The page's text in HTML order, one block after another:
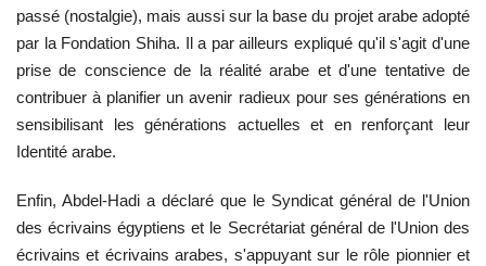
passé (nostalgie), mais aussi sur la base du projet arabe adopté
par la Fondation Shiha. Il a par ailleurs expliqué qu'il s'agit d'une
prise de conscience de la réalité arabe et d'une tentative de
contribuer à planifier un avenir radieux pour ses générations en
sensibilisant les générations actuelles et en renforçant leur
Identité arabe.
Enfin, Abdel-Hadi a déclaré que le Syndicat général de l'Union
des écrivains égyptiens et le Secrétariat général de l'Union des
écrivains et écrivains arabes, s'appuyant sur le rôle pionnier et